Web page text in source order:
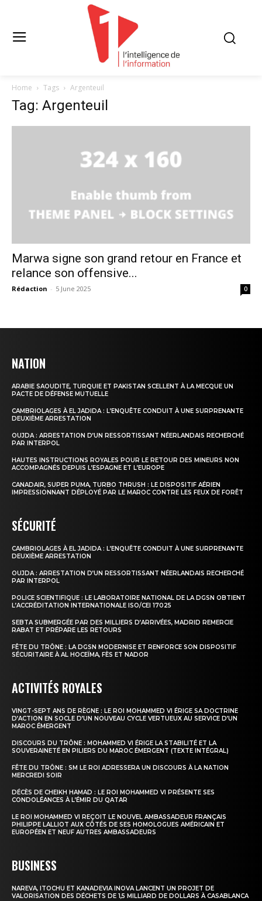
l'intelligence de
S'ABONNER MAINTENANT
Insight Publications
À propos
Formules d’abonnement
Mon compte
Home Tags Argenteuil
Tag: Argenteuil
Marwa signe son grand retour en France et
relance son offensive...
Rédaction - 5 June 2025 0
NATION
ARABIE SAOUDITE, TURQUIE ET PAKISTAN SCELLENT À LA MECQUE UN
PACTE DE DÉFENSE MUTUELLE
CAMBRIOLAGES À EL JADIDA : L’ENQUÊTE CONDUIT À UNE SURPRENANTE
DEUXIÈME ARRESTATION
OUJDA : ARRESTATION D’UN RESSORTISSANT NÉERLANDAIS RECHERCHÉ
PAR INTERPOL
HAUTES INSTRUCTIONS ROYALES POUR LE RETOUR DES MINEURS NON
ACCOMPAGNÉS DEPUIS L’ESPAGNE ET L’EUROPE
CANADAIR, SUPER PUMA, TURBO THRUSH : LE DISPOSITIF AÉRIEN
IMPRESSIONNANT DÉPLOYÉ PAR LE MAROC CONTRE LES FEUX DE FORÊT
SÉCURITÉ
CAMBRIOLAGES À EL JADIDA : L’ENQUÊTE CONDUIT À UNE SURPRENANTE
DEUXIÈME ARRESTATION
OUJDA : ARRESTATION D’UN RESSORTISSANT NÉERLANDAIS RECHERCHÉ
PAR INTERPOL
POLICE SCIENTIFIQUE : LE LABORATOIRE NATIONAL DE LA DGSN OBTIENT
L’ACCRÉDITATION INTERNATIONALE ISO/CEI 17025
SEBTA SUBMERGÉE PAR DES MILLIERS D’ARRIVÉES, MADRID REMERCIE
RABAT ET PRÉPARE LES RETOURS
FÊTE DU TRÔNE : LA DGSN MODERNISE ET RENFORCE SON DISPOSITIF
SÉCURITAIRE À AL HOCEÏMA, FÈS ET NADOR
ACTIVITÉS ROYALES
VINGT-SEPT ANS DE RÈGNE : LE ROI MOHAMMED VI ÉRIGE SA DOCTRINE
D’ACTION EN SOCLE D’UN NOUVEAU CYCLE VERTUEUX AU SERVICE D’UN
MAROC ÉMERGENT
DISCOURS DU TRÔNE : MOHAMMED VI ÉRIGE LA STABILITÉ ET LA
SOUVERAINETÉ EN PILIERS DU MAROC ÉMERGENT (TEXTE INTÉGRAL)
FÊTE DU TRÔNE : SM LE ROI ADRESSERA UN DISCOURS À LA NATION
MERCREDI SOIR
DÉCÈS DE CHEIKH HAMAD : LE ROI MOHAMMED VI PRÉSENTE SES
CONDOLÉANCES À L’ÉMIR DU QATAR
LE ROI MOHAMMED VI REÇOIT LE NOUVEL AMBASSADEUR FRANÇAIS
PHILIPPE LALLIOT AUX CÔTÉS DE SES HOMOLOGUES AMÉRICAIN ET
EUROPÉEN ET NEUF AUTRES AMBASSADEURS
BUSINESS
NAREVA, ITOCHU ET KANADEVIA INOVA LANCENT UN PROJET DE
VALORISATION DES DÉCHETS DE 1,5 MILLIARD DE DOLLARS À CASABLANCA